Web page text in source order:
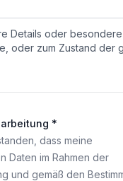
Details oder
oder zum Zustand der
*
dass meine
Daten im Rahmen der
und gemäß den